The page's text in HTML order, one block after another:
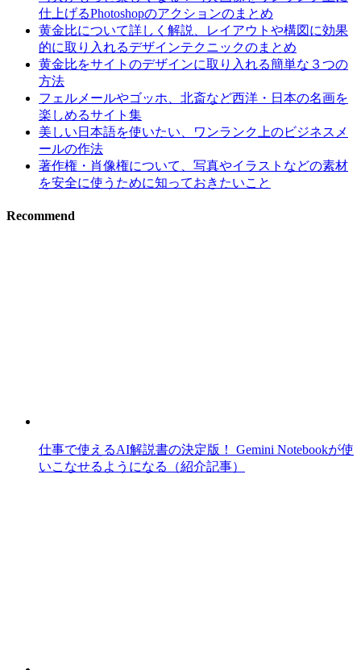
仕上げるPhotoshopのアクションのまとめ
黄金比について詳しく解説、レイアウトや構図に効果
的に取り入れるデザインテクニックのまとめ
黄金比をサイトのデザインに取り入れる簡単な３つの
方法
フェルメールやゴッホ、北斎など西洋・日本の名画を
楽しめるサイト集
美しい日本語を使いたい、ワンランク上のビジネスメ
ールの作法
著作権・肖像権について、写真やイラストなどの素材
を安全に使うために知っておきたいこと
Recommend
仕事で使えるAI解説書の決定版！ Gemini Notebookが使
いこなせるようになる（紹介記事）